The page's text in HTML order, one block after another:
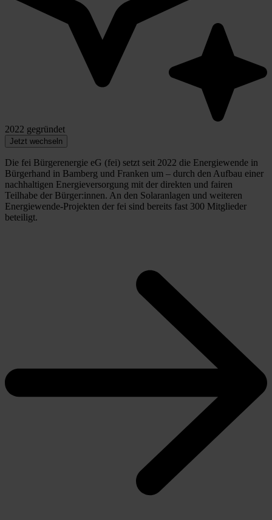
2022 gegründet
Jetzt wechseln
Die fei Bürgerenergie eG (fei) setzt seit 2022 die Energiewende in
Bürgerhand in Bamberg und Franken um – durch den Aufbau einer
nachhaltigen Energieversorgung mit der direkten und fairen
Teilhabe der Bürger:innen. An den Solaranlagen und weiteren
Energiewende-Projekten der fei sind bereits fast 300 Mitglieder
beteiligt.